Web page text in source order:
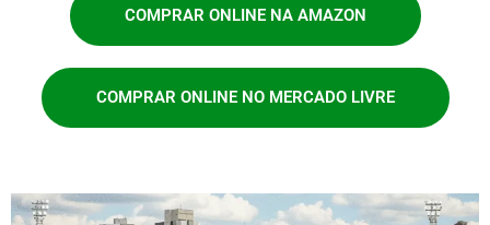
COMPRAR ONLINE NA AMAZON
COMPRAR ONLINE NO MERCADO LIVRE